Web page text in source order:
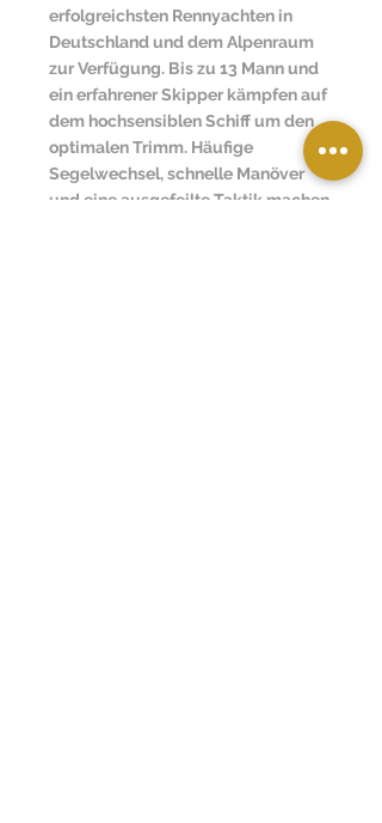
erfolgreichsten Rennyachten in
Deutschland und dem Alpenraum
zur Verfügung. Bis zu 13 Mann und
ein erfahrener Skipper kämpfen auf
dem hochsensiblen Schiff um den
optimalen Trimm. Häufige
Segelwechsel, schnelle Manöver
und eine ausgefeilte Taktik machen